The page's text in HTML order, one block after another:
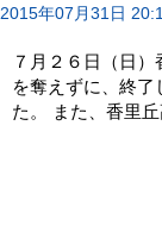
2015年07月31日
７月２６日（日
を奪えずに、終
た。 また、香里